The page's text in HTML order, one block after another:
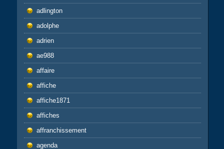
adlington
adolphe
adrien
ae988
affaire
affiche
affiche1871
affiches
affranchissement
agenda